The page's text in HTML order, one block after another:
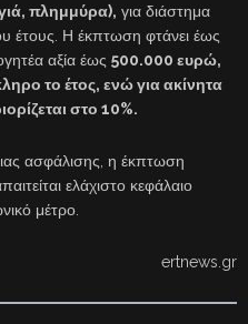
πλημμύρα), για διάστημα
έτους. Η έκπτωση φτάνει έως
αξία έως 500.000 ευρώ,
το έτος, ενώ για ακίνητα
στο 10%.
ασφάλισης, η έκπτωση
ελάχιστο κεφάλαιο
μέτρο.
ertnews.gr